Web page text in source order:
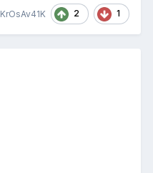
KrOsAv41K 2 1